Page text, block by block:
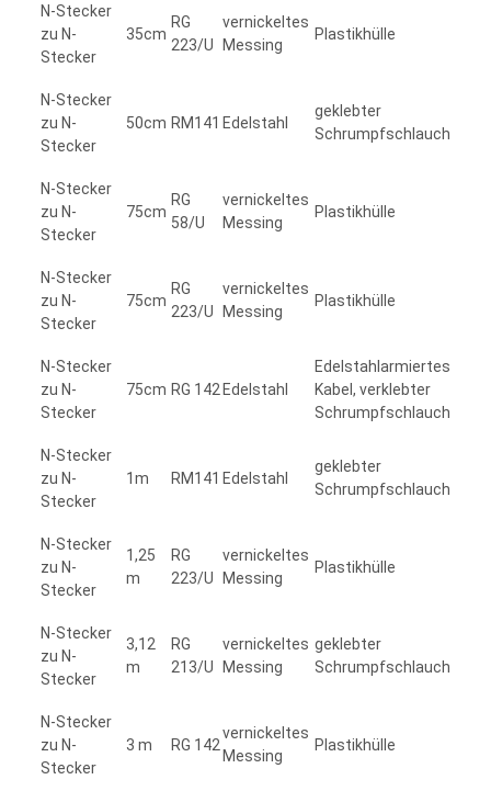
N-Stecker
zu N-
Stecker
35cm
RG
223/U
vernickeltes
Messing
Plastikhülle
N-Stecker
zu N-
Stecker
50cm RM141 Edelstahl
geklebter
Schrumpfschlauch
N-Stecker
zu N-
Stecker
75cm
RG
58/U
vernickeltes
Messing
Plastikhülle
N-Stecker
zu N-
Stecker
75cm
RG
223/U
vernickeltes
Messing
Plastikhülle
N-Stecker
zu N-
Stecker
75cm RG 142 Edelstahl
Edelstahlarmiertes
Kabel, verklebter
Schrumpfschlauch
N-Stecker
zu N-
Stecker
1m RM141 Edelstahl
geklebter
Schrumpfschlauch
N-Stecker
zu N-
Stecker
1,25
m
RG
223/U
vernickeltes
Messing
Plastikhülle
N-Stecker
zu N-
Stecker
3,12
m
RG
213/U
vernickeltes
Messing
geklebter
Schrumpfschlauch
N-Stecker
zu N-
Stecker
3 m RG 142
vernickeltes
Messing
Plastikhülle